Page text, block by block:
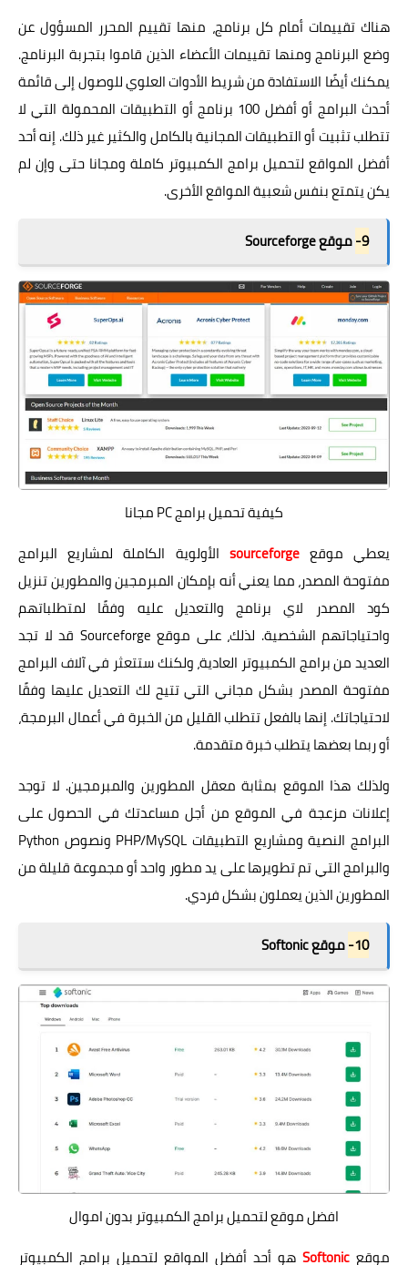
هناك تقييمات أمام كل برنامج، منها تقييم المحرر المسؤول عن
وضع البرنامج ومنها تقييمات الأعضاء الذين قاموا بتجربة البرنامج.
يمكنك أيضًا الاستفادة من شريط الأدوات العلوي للوصول إلى قائمة
أحدث البرامج أو أفضل 100 برنامج أو التطبيقات المحمولة التي لا
تتطلب تثبيت أو التطبيقات المجانية بالكامل والكثير غير ذلك. إنه أحد
أفضل المواقع لتحميل برامج الكمبيوتر كاملة ومجانا حتى وإن لم
يكن يتمتع بنفس شعبية المواقع الأخرى.
9- موقع Sourceforge
كيفية تحميل برامج PC مجانا
يعطي موقعsourceforge الأولوية الكاملة لمشاريع البرامج
مفتوحة المصدر، مما يعني أنه بإمكان المبرمجين والمطورين تنزيل
كود المصدر لاي برنامج والتعديل عليه وفقًا لمتطلباتهم
واحتياجاتهم الشخصية. لذلك، على موقع Sourceforge قد لا تجد
العديد من برامج الكمبيوتر العادية، ولكنك ستتعثر في آلاف البرامج
مفتوحة المصدر بشكل مجاني التي تتيح لك التعديل عليها وفقًا
لاحتياجاتك. إنها بالفعل تتطلب القليل من الخبرة في أعمال البرمجة،
أو ربما بعضها يتطلب خبرة متقدمة.
ولذلك هذا الموقع بمثابة معقل المطورين والمبرمجين. لا توجد
إعلانات مزعجة في الموقع من أجل مساعدتك في الحصول على
البرامج النصية ومشاريع التطبيقات PHP/MySQL ونصوص Python
والبرامج التي تم تطويرها على يد مطور واحد أو مجموعة قليلة من
المطورين الذين يعملون بشكل فردي.
10- موقع Softonic
افضل موقع لتحميل برامج الكمبيوتر بدون اموال
موقع Softonic هو أحد أفضل المواقع لتحميل برامج الكمبيوتر